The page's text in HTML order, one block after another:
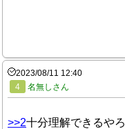
2023/08/11 12:40
4
名無しさん
>>2十分理解できるやろ